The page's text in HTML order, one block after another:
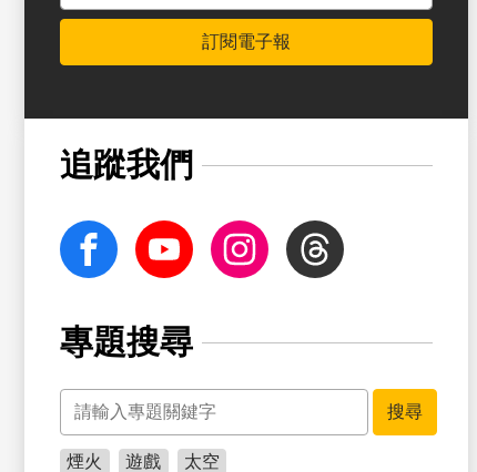
訂閱電子報
追蹤我們
facebook Youtube InstagramThreads
專題搜尋
關鍵字
搜尋
煙火 遊戲 太空